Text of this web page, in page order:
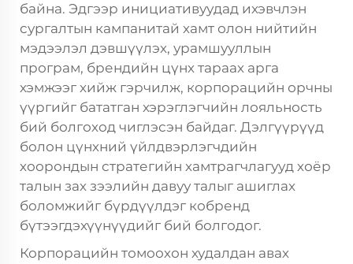
байна. Эдгээр инициативуудад ихэвчлэн
сургалтын кампанитай хамт олон нийтийн
мэдээлэл дэвшүүлэх, урамшууллын
програм, брендийн цүнх тараах арга
хэмжээг хийж гэрчилж, корпорацийн орчны
үүргийг бататган хэрэглэгчийн лояльность
бий болгоход чиглэсэн байдаг. Дэлгүүрүүд
болон цүнхний үйлдвэрлэгчдийн
хоорондын стратегийн хамтрагчлагууд хоёр
талын зах зээлийн давуу талыг ашиглах
боломжийг бүрдүүлдэг кобренд
бүтээгдэхүүнүүдийг бий болгодог.
Корпорацийн томоохон худалдан авах